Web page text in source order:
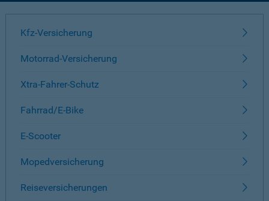
Kfz-Versicherung
Motorrad-Versicherung
Xtra-Fahrer-Schutz
Fahrrad/E-Bike
E-Scooter
Mopedversicherung
Reiseversicherungen